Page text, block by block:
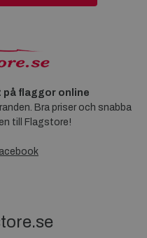
på flaggor online
Bra priser och snabba
till Flagstore!